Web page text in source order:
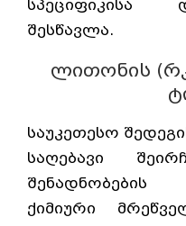
სპეციფიკისა
შესწავლა.
ლითონის
საუკეთესო
საღებავი
შენადნობების
ქიმიური